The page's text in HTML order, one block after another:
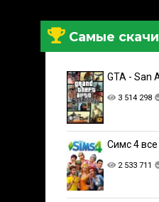
Самые
GTA - San
3 514 298
Симс 4
2 533 711